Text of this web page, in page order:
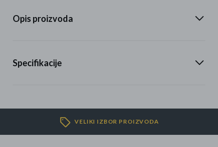
Opis proizvoda
Specifikacije
VELIKI IZBOR PROIZVODA